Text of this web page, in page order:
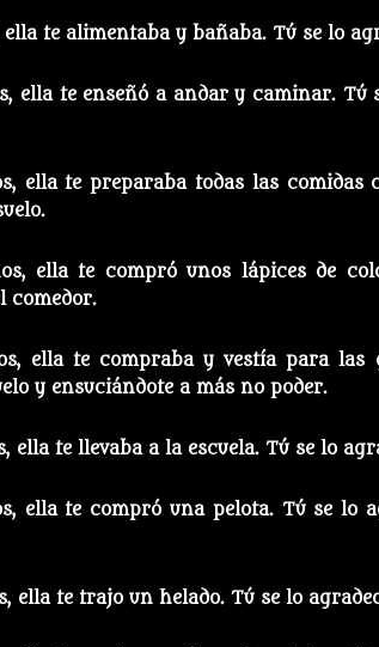
ella te alimentaba y bañaba. Tú se lo
ella te enseñó a andar y caminar. Tú
ella te preparaba todas las
ella te compró unos lápices de
comedor.
ella te compraba y vestía para las
y ensuciándote a más no poder.
ella te llevaba a la escuela. Tú se lo
ella te compró una pelota. Tú se lo
ella te trajo un helado. Tú se lo